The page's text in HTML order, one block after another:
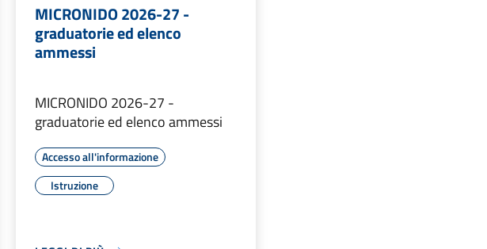
MICRONIDO 2026-27 -
graduatorie ed elenco
ammessi
MICRONIDO 2026-27 -
graduatorie ed elenco ammessi
Accesso all'informazione
Istruzione